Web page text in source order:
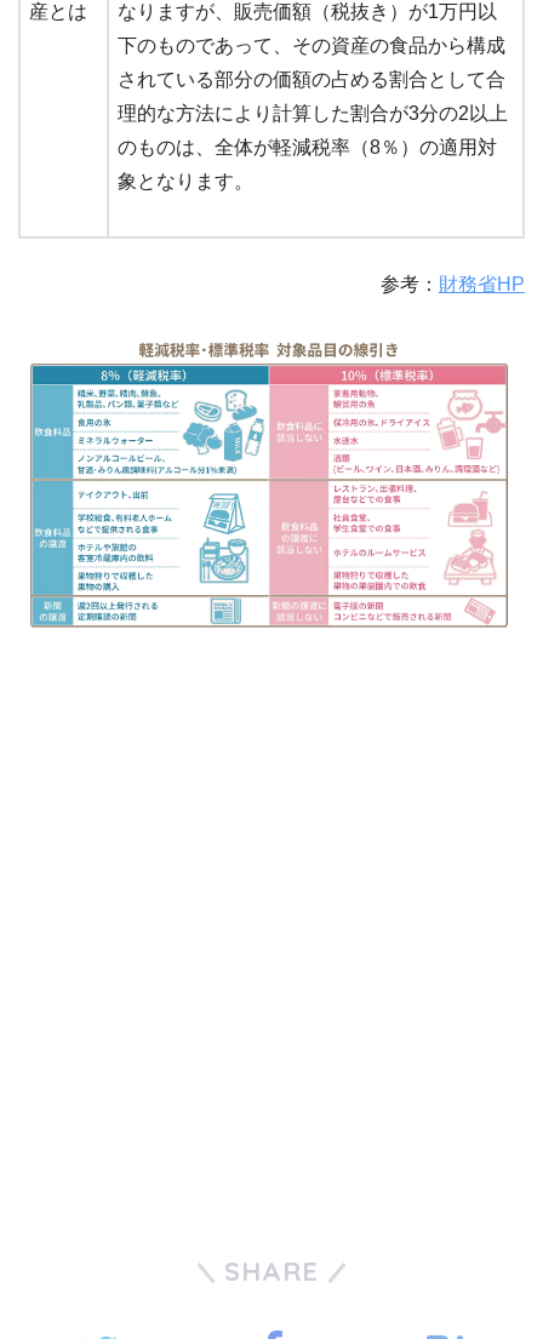
産とは
なりますが、販売価額（税抜き）が1万円以
下のものであって、その資産の食品から構成
されている部分の価額の占める割合として合
理的な方法により計算した割合が3分の2以上
のものは、全体が軽減税率（8％）の適用対
象となります。
参考： 財務省HP
SHARE